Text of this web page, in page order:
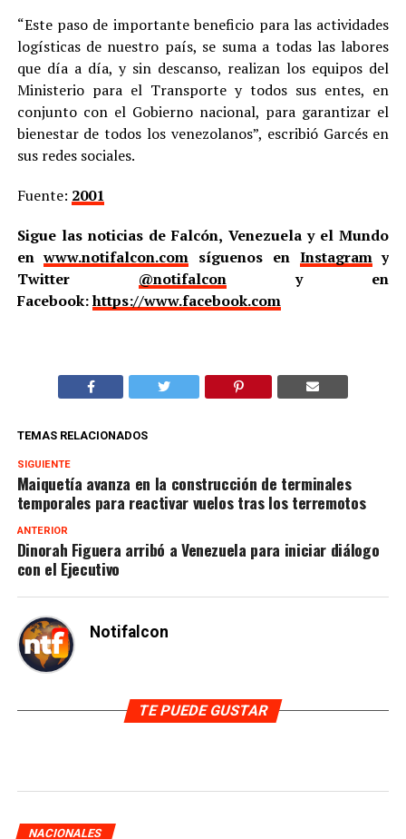
“Este paso de importante beneficio para las actividades
logísticas de nuestro país, se suma a todas las labores
que día a día, y sin descanso, realizan los equipos del
Ministerio para el Transporte y todos sus entes, en
conjunto con el Gobierno nacional, para garantizar el
bienestar de todos los venezolanos”, escribió Garcés en
sus redes sociales.
Fuente: 2001
Sigue las noticias de Falcón, Venezuela y el Mundo
enwww.notifalcon.com síguenos en Instagramy
Twitter @notifalcony en
Facebook:https://www.facebook.com
TEMAS RELACIONADOS
SIGUIENTE
Maiquetía avanza en la construcción de terminales
temporales para reactivar vuelos tras los terremotos
ANTERIOR
Dinorah Figuera arribó a Venezuela para iniciar diálogo
con el Ejecutivo
Notifalcon
TE PUEDE GUSTAR
NACIONALES